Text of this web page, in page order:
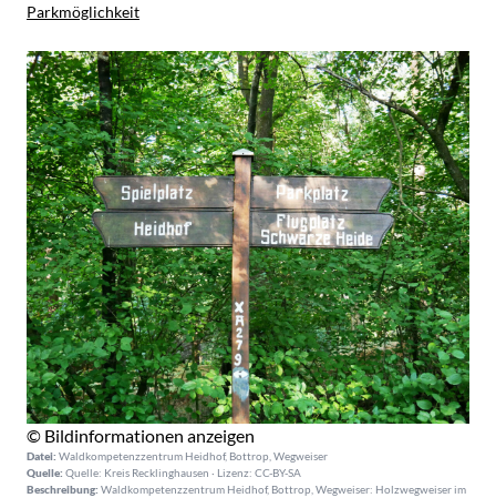
Parkmöglichkeit
© Bildinformationen anzeigen
Datei: Waldkompetenzzentrum Heidhof, Bottrop, Wegweiser
Quelle: Quelle: Kreis Recklinghausen · Lizenz: CC-BY-SA
Beschreibung: Waldkompetenzzentrum Heidhof, Bottrop, Wegweiser: Holzwegweiser im